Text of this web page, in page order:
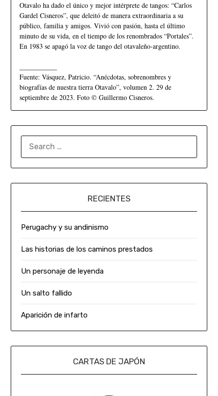
Otavalo ha dado el único y mejor intérprete de tangos: “Carlos
Gardel Cisneros”, que deleitó de manera extraordinaria a su
público, familia y amigos. Vivió con pasión, hasta el último
minuto de su vida, en el tiempo de los renombrados “Portales”.
En 1983 se apagó la voz de tango del otavaleño-argentino.
Fuente: Vásquez, Patricio. “Anécdotas, sobrenombres y
biografías de nuestra tierra Otavalo”, volumen 2. 29 de
septiembre de 2023. Foto © Guillermo Cisneros.
RECIENTES
Perugachy y su andinismo
Las historias de los caminos prestados
Un personaje de leyenda
Un salto fallido
Aparición de infarto
CARTAS DE JAPÓN